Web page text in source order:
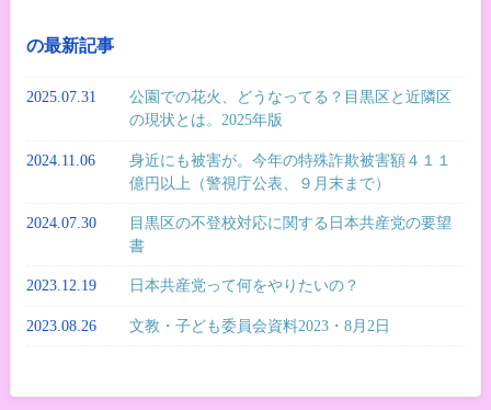
の最新記事
2025.07.31
公園での花火、どうなってる？目黒区と近隣区
の現状とは。2025年版
2024.11.06
身近にも被害が。今年の特殊詐欺被害額４１１
億円以上（警視庁公表、９月末まで）
2024.07.30
目黒区の不登校対応に関する日本共産党の要望
書
2023.12.19 日本共産党って何をやりたいの？
2023.08.26 文教・子ども委員会資料2023・8月2日